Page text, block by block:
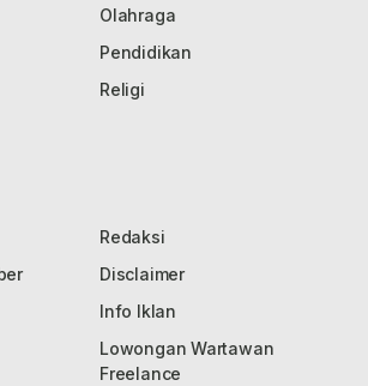
Olahraga
Pendidikan
Religi
Redaksi
Disclaimer
Info Iklan
Lowongan Wartawan
Freelance